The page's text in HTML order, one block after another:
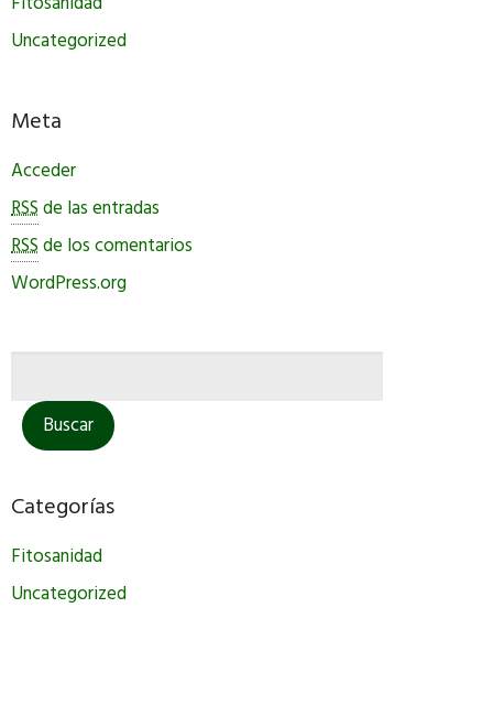
Uncategorized
Meta
Acceder
RSSde las entradas
RSSde los comentarios
WordPress.org
Categorías
Fitosanidad
Uncategorized